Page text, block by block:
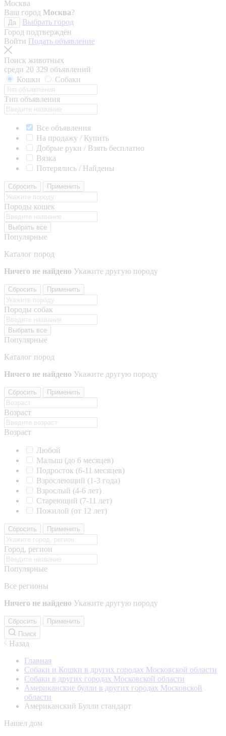
Москва
Ваш город Москва?
Да
Выбрать город
Город подтверждён
Войти Подать объявление
Поиск животных
среди 20 329 объявлений
Кошки
Собаки
Тип объявления
Все объявления
На продажу / Купить
Добрые руки / Взять бесплатно
Вязка
Потерялись / Найдены
Сбросить Применить
Породы кошек
Выбрать все
Популярные
Каталог пород
Ничего не найдено Укажите другую породу
Сбросить Применить
Породы собак
Выбрать все
Популярные
Каталог пород
Ничего не найдено Укажите другую породу
Сбросить Применить
Возраст
Возраст
Любой
Малыш (до 6 месяцев)
Подросток (6-11 месяцев)
Взрослеющий (1-3 года)
Взрослый (4-6 лет)
Стареющий (7-11 лет)
Пожилой (от 12 лет)
Сбросить Применить
Город, регион
Популярные
Все регионы
Ничего не найдено Укажите другую породу
Сбросить
Применить
Поиск
Назад
Главная
Собаки и Кошки в других городах Московской области
Собаки в других городах Московской области
Американские булли в других городах Московской
области
Американский Булли стандарт
Нашел дом